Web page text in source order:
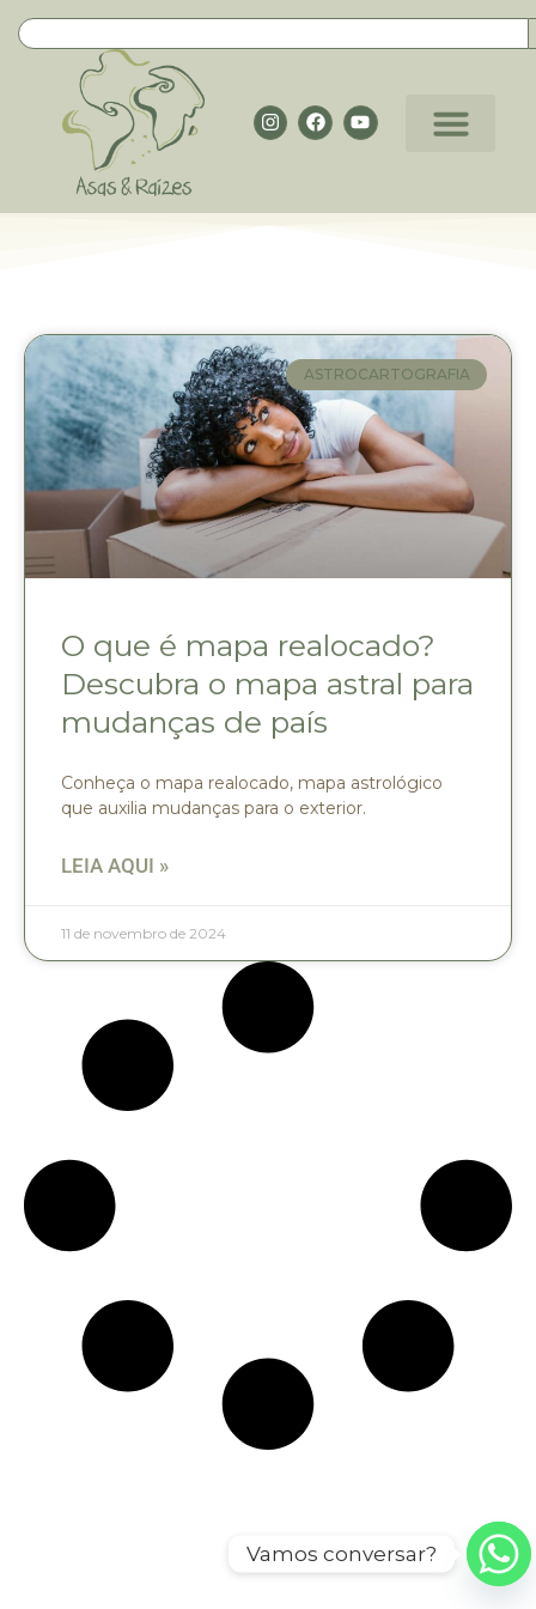
ASTROCARTOGRAFIA
O que é mapa realocado?
Descubra o mapa astral para
mudanças de país
Conheça o mapa realocado, mapa astrológico
que auxilia mudanças para o exterior.
LEIA AQUI »
11 de novembro de 2024
Vamos conversar?